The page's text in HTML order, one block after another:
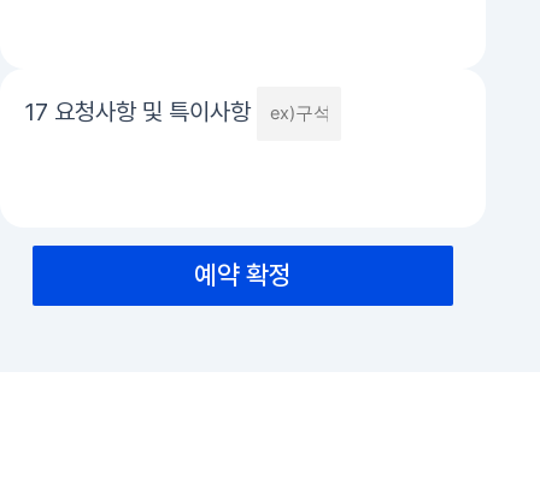
17 요청사항 및 특이사항
예약 확정